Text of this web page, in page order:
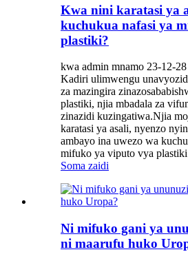
Kwa nini karatasi ya
kuchukua nafasi ya
plastiki?
kwa admin mnamo 23-12-28
Kadiri ulimwengu
za mazingira
plastiki, njia mbadala za
zinazidi kuzingatiwa.Njia
karatasi ya asali, nyenzo
ambayo ina uwezo wa
mifuko ya viputo vya
Soma zaidi
Ni mifuko gani ya
ni maarufu huko